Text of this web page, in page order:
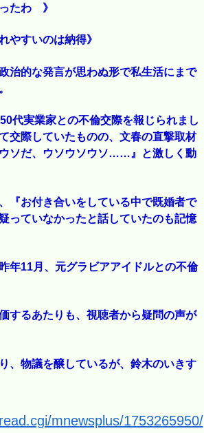
たわ 》
やすいのは納得》
治的な発言が思わぬ形で私生活にまで
代実業家との不倫交際を報じられまし
交際していたものの、文春の直撃取材
ソだ、ウソウソウソ……』と激しく動
『お付き合いをしている中で既婚者で
っていなかったと話していたのも記憶
年11月、元グラビアアイドルとの不倫
するあたりも、視聴者から疑問の声が
、物議を醸しているが、鈴木のいきす
mnewsplus/1753265950/